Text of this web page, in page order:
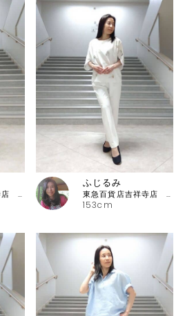
東急百貨店吉祥寺店 ピッコーネ
153cm
ふじるみ
東急百貨店吉祥寺店 ピッコーネ